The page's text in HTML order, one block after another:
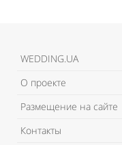
WEDDING.UA
О проекте
Размещение на сайте
Контакты